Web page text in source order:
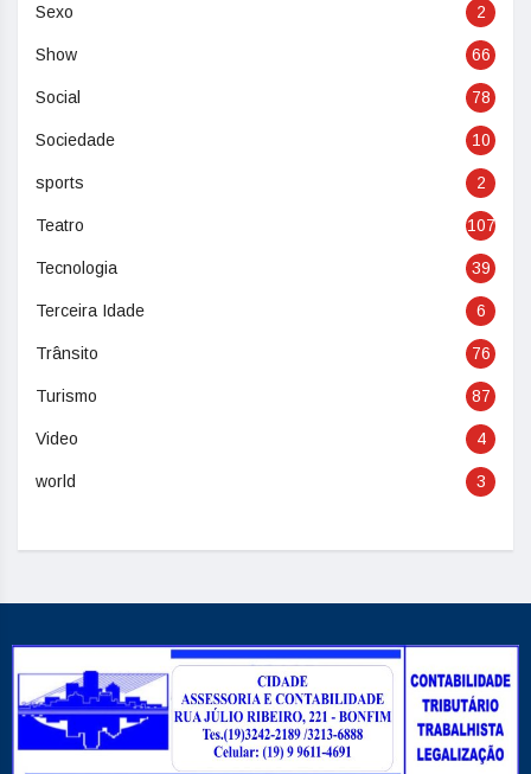
Sexo 2
Show 66
Social 78
Sociedade 10
sports 2
Teatro 107
Tecnologia 39
Terceira Idade 6
Trânsito 76
Turismo 87
Video 4
world 3